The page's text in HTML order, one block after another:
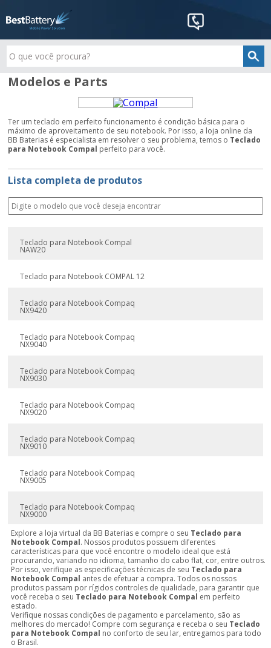
Modelos e Parts
Ter um teclado em perfeito funcionamento é condição básica para o
máximo de aproveitamento de seu notebook. Por isso, a loja online da
BB Baterias é especialista em resolver o seu problema, temos o Teclado
para Notebook Compal perfeito para você.
Lista completa de produtos
Teclado para Notebook Compal
NAW20
Teclado para Notebook COMPAL 12
Teclado para Notebook Compaq
NX9420
Teclado para Notebook Compaq
NX9040
Teclado para Notebook Compaq
NX9030
Teclado para Notebook Compaq
NX9020
Teclado para Notebook Compaq
NX9010
Teclado para Notebook Compaq
NX9005
Teclado para Notebook Compaq
NX9000
Explore a loja virtual da BB Baterias e compre o seu Teclado para
Notebook Compal. Nossos produtos possuem diferentes
características para que você encontre o modelo ideal que está
procurando, variando no idioma, tamanho do cabo flat, cor, entre outros.
Por isso, verifique as especificações técnicas de seu Teclado para
Notebook Compal antes de efetuar a compra. Todos os nossos
produtos passam por rígidos controles de qualidade, para garantir que
você receba o seu Teclado para Notebook Compal em perfeito
estado.
Verifique nossas condições de pagamento e parcelamento, são as
melhores do mercado! Compre com segurança e receba o seu Teclado
para Notebook Compal no conforto de seu lar, entregamos para todo
o Brasil.